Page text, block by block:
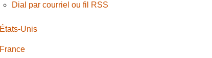
Dial par courriel ou fil RSS
États-Unis
France